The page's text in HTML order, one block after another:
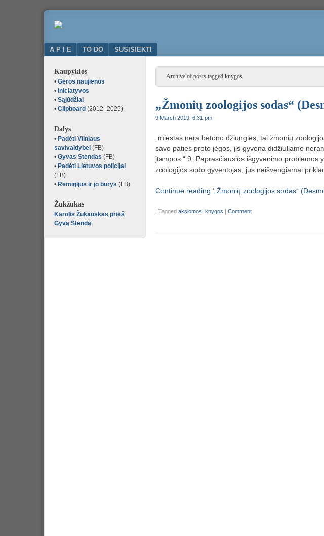
50000.LT
Komunikacija
bendradarbiavimas
Menu
SKIP TO CONTENT
A P I E TO DO SUSISIEKTI
Archive of posts tagged knygos
„Žmonių zoologijos sodas“
9 March 2019, 6:31 pm
„miestas nėra betono džiunglės, tai žmonių
savo paties proto jėgos, jis gyvena didžiuliame
įtampos.“ 9 „Paprasčiausios išgyvenimo
zoologijos sodo gyventojas, jūs neišvengiamai
Continue reading ‘„Žmonių zoologijos sodas“
| Tagged aksiomos knygos | Comment
Kaupyklos
• Geros naujienos
• Iniciatyvos
• Sąjūdžiai
• Clipboard (2012–2025)
Dalys
• Padėti Vilniaus
savivaldybei (FB)
• Gyvas Stendas (FB)
• Padėti Lietuvos policijai
(FB)
• Remigijus ir jo būrys (FB)
Žukžukas
Karolis Žukauskas prieš
Gyvą Stendą